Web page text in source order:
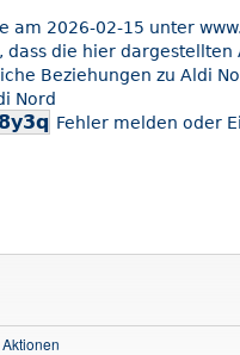
am 2026-02-15 unter
dass die hier
Beziehungen zu Aldi
Nord
Fehler melden oder